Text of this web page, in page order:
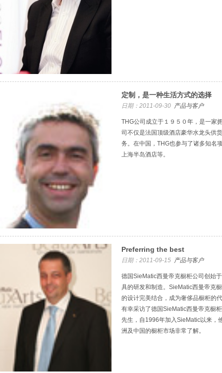
定制，是一种生活方式的选择
日期：2011-09-30 产品与客户
THG公司成立于１９５０年，是一家
司不仅是法国顶级酒店豪华水龙头供
务。在中国，THG也参与了诸多知名
上海半岛酒店等。
Preferring the best
日期：2011-09-15 产品与客户
德国SieMatic西曼帝克橱柜公司创始
具的研发和制造。SieMatic西曼帝克
的设计完美结合，成为奢侈品橱柜的
有幸采访了德国SieMatic西曼帝克橱
先生，自1996年加入SieMatic以来，
洲及中国的橱柜市场非常了解。